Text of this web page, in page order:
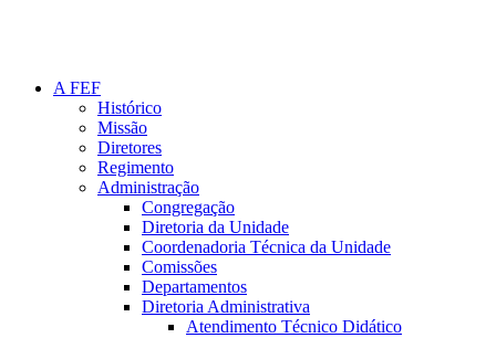
A FEF
Histórico
Missão
Diretores
Regimento
Administração
Congregação
Diretoria da Unidade
Coordenadoria Técnica da Unidade
Comissões
Departamentos
Diretoria Administrativa
Atendimento Técnico Didático